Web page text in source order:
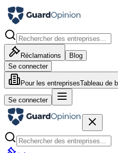
Réclamations
Blog
Se connecter
Pour les entreprisesTableau de
Se connecter